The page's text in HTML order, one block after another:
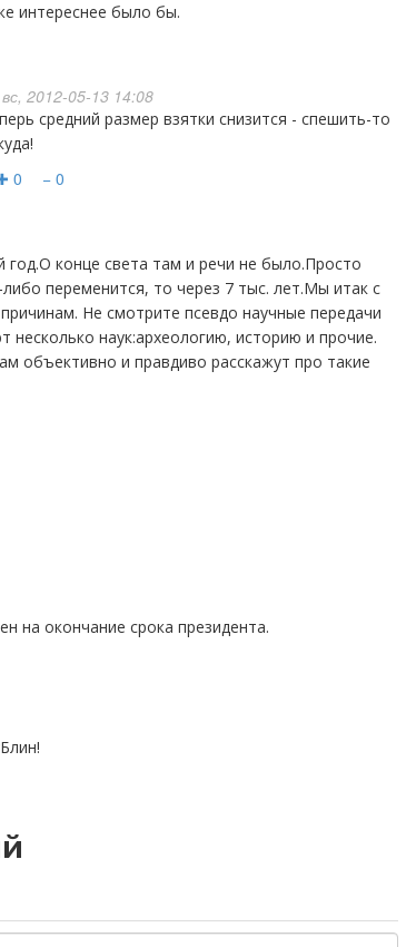
интереснее было бы.
2012-05-13 14:08
0 − 0
переменится, то через 7 тыс. лет.Мы итак с
Не смотрите псевдо научные передачи
наук:археологию, историю и прочие.
объективно и правдиво расскажут про такие
на окончание срока президента.